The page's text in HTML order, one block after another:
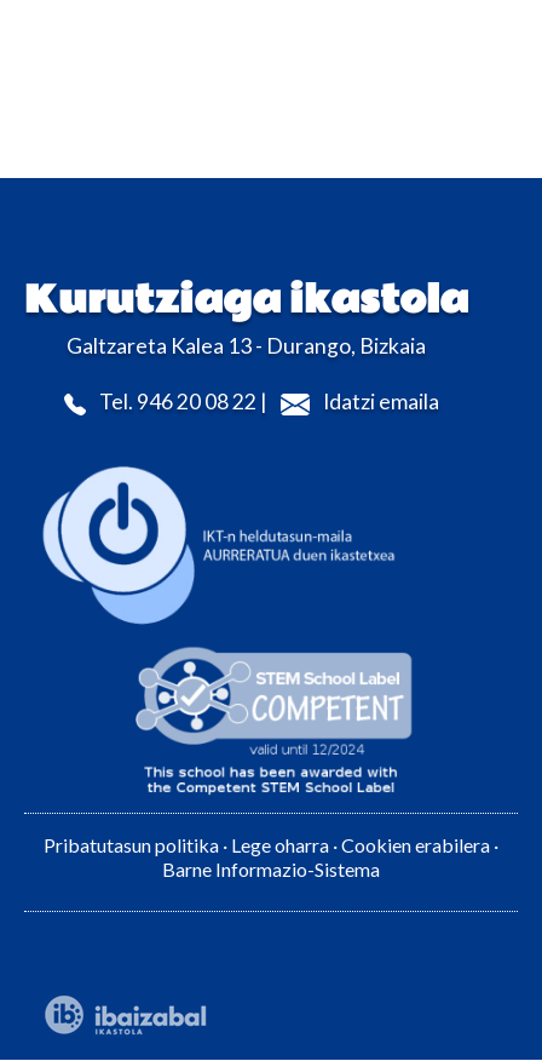
Kurutziaga ikastola
Galtzareta Kalea 13 - Durango, Bizkaia
Tel. 946 20 08 22 | Idatzi emaila
Pribatutasun politika · Lege oharra ·Cookien erabilera ·
Barne Informazio-Sistema